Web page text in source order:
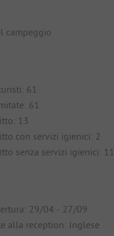
campeggio
61
61
13
con servizi igienici: 2
senza servizi igienici: 11
29/04 - 27/09
alla reception: Inglese